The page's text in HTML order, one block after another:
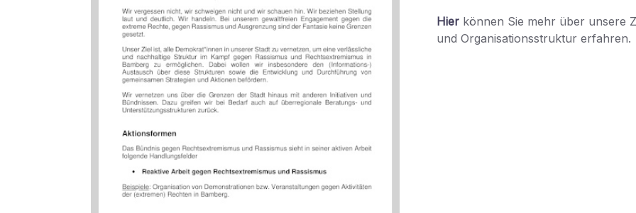
Hier können Sie mehr über unsere
und Organisationsstruktur erfahren.